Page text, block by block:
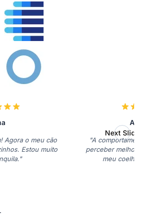
Agora o meu cão
Estou muito
"A
perceber melhor
meu coelho.
Next Slide